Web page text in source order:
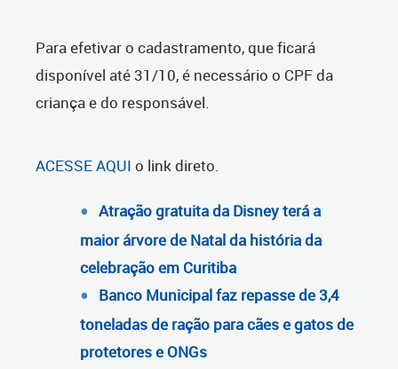
Para efetivar o cadastramento, que ficará
disponível até 31/10, é necessário o CPF da
criança e do responsável.
ACESSE AQUI o link direto.
Atração gratuita da Disney terá a
maior árvore de Natal da história da
celebração em Curitiba
Banco Municipal faz repasse de 3,4
toneladas de ração para cães e gatos de
protetores e ONGs